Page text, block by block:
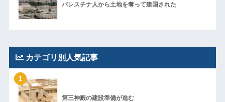
パレスチナ人から土地を奪って建国された
カテゴリ別人気記事
1
第三神殿の建設準備が進む